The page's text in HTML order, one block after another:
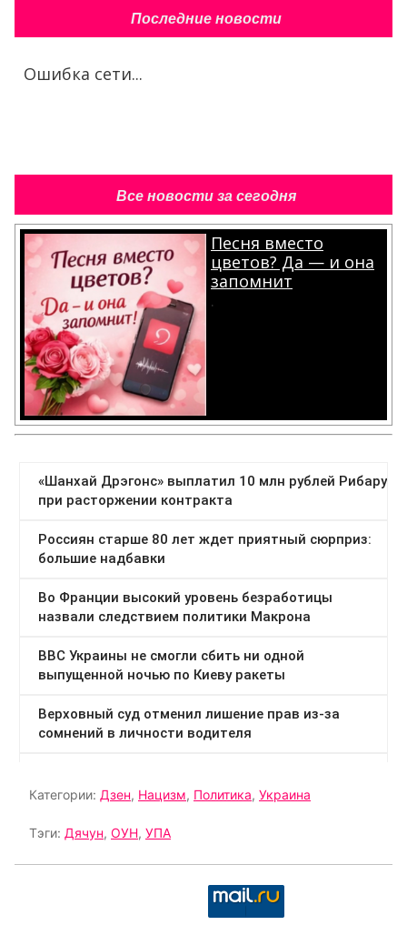
Последние новости
Ошибка сети...
Все новости за сегодня
Песня вместо
цветов? Да — и она
запомнит
.
Категории: Дзен, Нацизм, Политика, Украина
Тэги: Дячун, ОУН, УПА